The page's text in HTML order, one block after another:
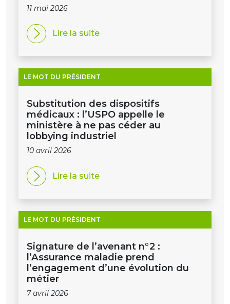
11 mai 2026
Lire la suite
LE MOT DU PRÉSIDENT
Substitution des dispositifs
médicaux : l’USPO appelle le
ministère à ne pas céder au
lobbying industriel
10 avril 2026
Lire la suite
LE MOT DU PRÉSIDENT
Signature de l’avenant n°2 :
l’Assurance maladie prend
l’engagement d’une évolution du
métier
7 avril 2026